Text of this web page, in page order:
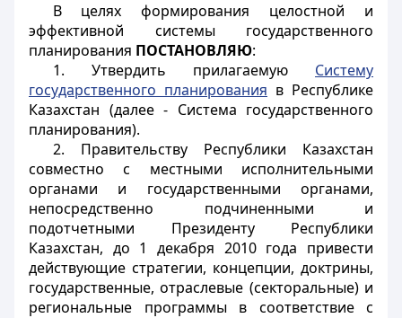
В целях формирования целостной и
эффективной системы государственного
планирования ПОСТАНОВЛЯЮ:
1. Утвердить прилагаемую Систему
государственного планирования в Республике
Казахстан (далее - Система государственного
планирования).
2. Правительству Республики Казахстан
совместно с местными исполнительными
органами и государственными органами,
непосредственно подчиненными и
подотчетными Президенту Республики
Казахстан, до 1 декабря 2010 года привести
действующие стратегии, концепции, доктрины,
государственные, отраслевые (секторальные) и
региональные программы в соответствие с